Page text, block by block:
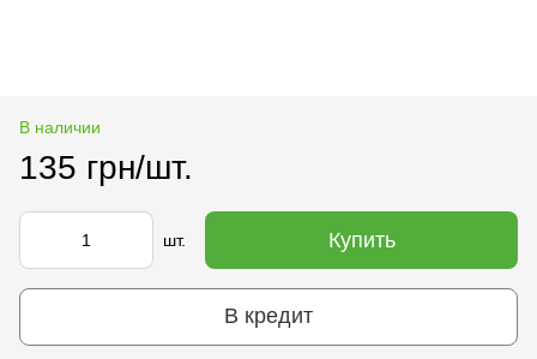
В наличии
135 грн/шт.
шт. Купить
В кредит